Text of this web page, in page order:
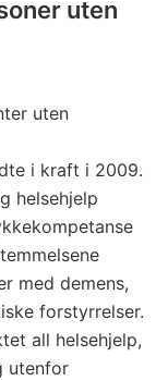
uten
uten
i kraft i 2009.
helsehjelp
med demens,
forstyrrelser.
all helsehjelp,
utenfor